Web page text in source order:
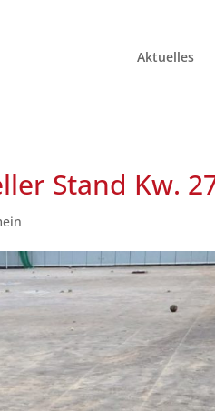
Aktuelles
Stand Kw.